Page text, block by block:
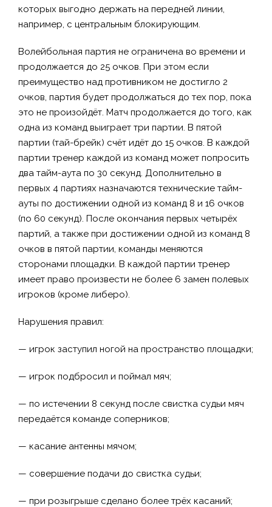
которых выгодно держать на передней линии,
например, с центральным блокирующим.
Волейбольная партия не ограничена во времени и
продолжается до 25 очков. При этом если
преимущество над противником не достигло 2
очков, партия будет продолжаться до тех пор, пока
это не произойдёт. Матч продолжается до того, как
одна из команд выиграет три партии. В пятой
партии (тай-брейк) счёт идёт до 15 очков. В каждой
партии тренер каждой из команд может попросить
два тайм-аута по 30 секунд. Дополнительно в
первых 4 партиях назначаются технические тайм-
ауты по достижении одной из команд 8 и 16 очков
(по 60 секунд). После окончания первых четырёх
партий, а также при достижении одной из команд 8
очков в пятой партии, команды меняются
сторонами площадки. В каждой партии тренер
имеет право произвести не более 6 замен полевых
игроков (кроме либеро).
Нарушения правил:
— игрок заступил ногой на пространство площадки;
— игрок подбросил и поймал мяч;
— по истечении 8 секунд после свистка судьи мяч
передаётся команде соперников;
— касание антенны мячом;
— совершение подачи до свистка судьи;
— при розыгрыше сделано более трёх касаний;